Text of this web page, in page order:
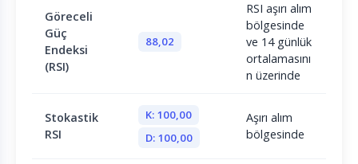
Göreceli
Güç
Endeksi
(RSI)
88,02
RSI aşırı alım
bölgesinde
ve 14 günlük
ortalamasını
n üzerinde
Stokastik
RSI
K: 100,00
D: 100,00
Aşırı alım
bölgesinde